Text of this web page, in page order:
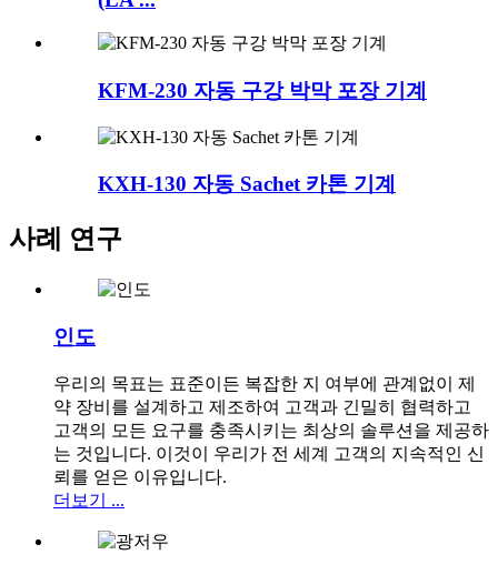
KFM-230 자동 구강 박막 포장 기계
KXH-130 자동 Sachet 카톤 기계
사례 연구
인도
우리의 목표는 표준이든 복잡한 지 여부에 관계없이 제
약 장비를 설계하고 제조하여 고객과 긴밀히 협력하고
고객의 모든 요구를 충족시키는 최상의 솔루션을 제공하
는 것입니다. 이것이 우리가 전 세계 고객의 지속적인 신
뢰를 얻은 이유입니다.
더보기 ...